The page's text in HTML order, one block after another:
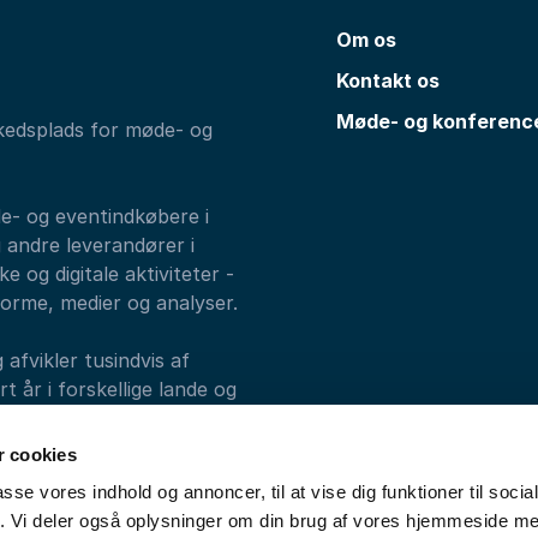
cookies
vores indhold og annoncer, til at vise dig funktioner til
deler også oplysninger om din brug af vores hjemmeside
for møde- og
og eventindkøbere i
leverandører i
og digitale aktiviteter -
medier og analyser.
afvikler tusindvis af
år i forskellige lande og
Om os
Kontakt os
Møde- og